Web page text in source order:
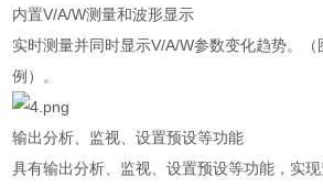
内置V/A/W测量和波形显示
实时测量并同时显示V/A/W参数变化趋势。（
例）。
输出分析、监视、设置预设等功能
具有输出分析、监视、设置预设等功能，实